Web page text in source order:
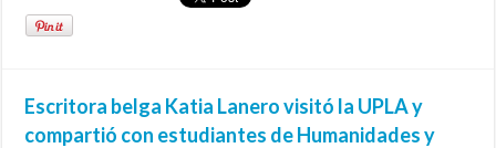
Escritora belga Katia Lanero visitó la UPLA y
compartió con estudiantes de Humanidades y